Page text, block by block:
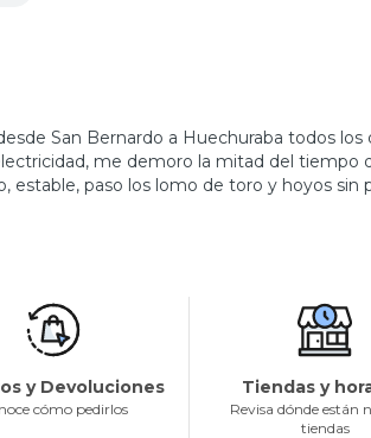
San Bernardo a Huechuraba todos
me demoro la mitad del tiempo
estable, paso los lomo de toro y hoyos sin
y Devoluciones
cómo pedirlos
Tiendas y
Revisa dónde están
tiendas